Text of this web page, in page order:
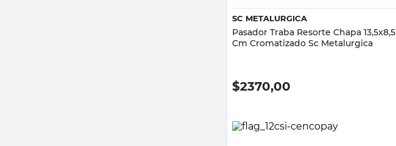
SC METALURGICA
Pasador Traba Resorte Chapa 13,5x8,5
Cm Cromatizado Sc Metalurgica
$2370,00